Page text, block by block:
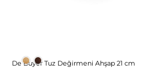
De Buyer Tuz Değirmeni Ahşap 21 cm